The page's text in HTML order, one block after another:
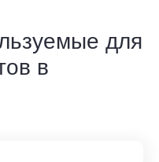
для
в